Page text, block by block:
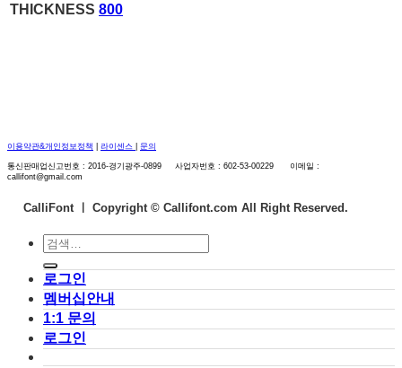
THICKNESS 800
이용약관&개인정보정책 라이센스 문의
통신판매업신고번호 : 2016-경기광주-0899 사업자번호 : 602-53-00229 이메일 :
callifont@gmail.com
CalliFont ㅣ Copyright © Callifont.com All Right Reserved.
검
색:
로그인
멤버십안내
1:1 문의
로그인